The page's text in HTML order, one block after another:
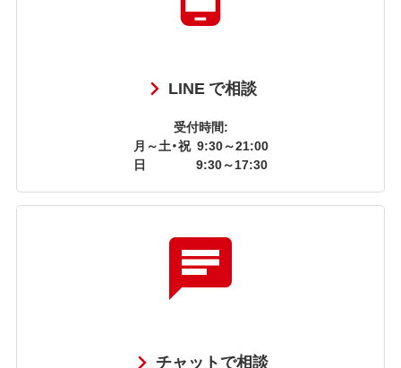
LINE で相談
受付時間:
月～土・祝 9:30～21:00
日
9:30～17:30
チャットで相談